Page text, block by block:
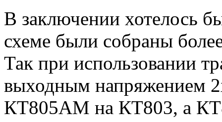
В заключении хотелось
схеме были собраны
Так при использовании
выходным напряжением
КТ805АМ на КТ803, а